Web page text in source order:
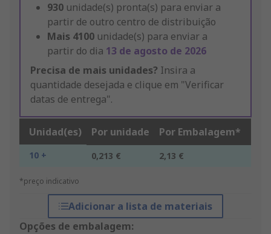
930 unidade(s) pronta(s) para enviar a
partir de outro centro de distribuição
Mais 4100 unidade(s) para enviar a
partir do dia 13 de agosto de 2026
Precisa de mais unidades? Insira a
quantidade desejada e clique em "Verificar
datas de entrega".
Unidad(es) Por unidade Por Embalagem*
10 + 0,213 € 2,13 €
*preço indicativo
Adicionar a lista de materiais
Opções de embalagem: